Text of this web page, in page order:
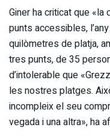
Giner ha criticat que
punts accessibles,
quilòmetres de platja,
tres punts, de 35
d’intolerable que
les nostres platges.
incompleix el seu
vegada i una altra», ha